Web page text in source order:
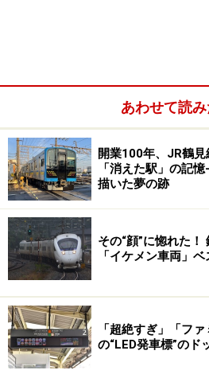
水上駅構内で転車台に乗るD51
あわせて読
開業100年、JR鶴
「消えた駅」の記
描いた夢の跡
その“顔”に惚れた
「イケメン車両」
「超絶すぎ」「フ
の“LED発車標”のド